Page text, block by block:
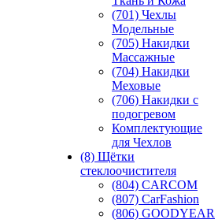
(701) Чехлы
Модельные
(705) Накидки
Массажные
(704) Накидки
Меховые
(706) Накидки с
подогревом
Комплектующие
для Чехлов
(8) Щётки
стеклоочистителя
(804) CARCOM
(807) CarFashion
(806) GOODYEAR